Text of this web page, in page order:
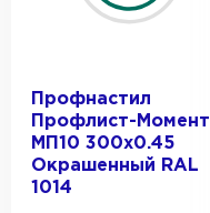
Профнастил
Профлист-Момент
МП10 300х0.45
Окрашенный RAL
1014